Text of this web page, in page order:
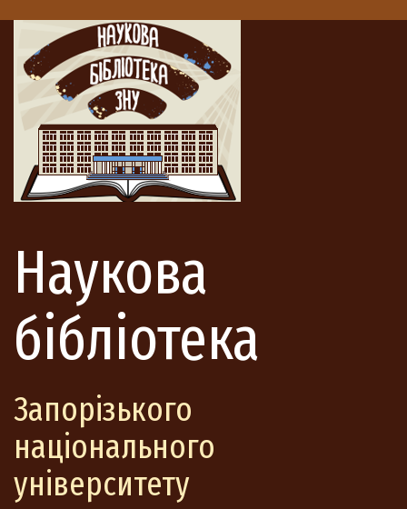
Наукова
бібліотека
Запорізького
національного
університету